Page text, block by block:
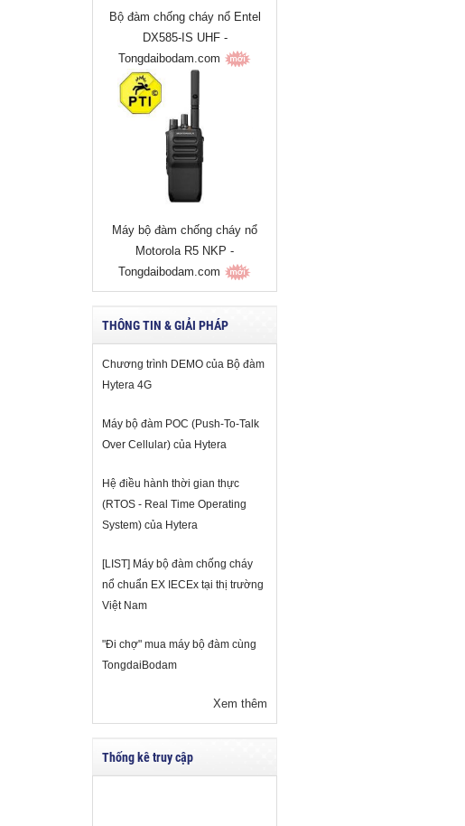
Bộ đàm chống cháy nổ Entel
DX585-IS UHF -
Tongdaibodam.com
Máy bộ đàm chống cháy nổ
Motorola R5 NKP -
Tongdaibodam.com
THÔNG TIN & GIẢI PHÁP
Chương trình DEMO của Bộ đàm
Hytera 4G
Máy bộ đàm POC (Push-To-Talk
Over Cellular) của Hytera
Hệ điều hành thời gian thực
(RTOS - Real Time Operating
System) của Hytera
[LIST] Máy bộ đàm chống cháy
nổ chuẩn EX IECEx tại thị trường
Việt Nam
"Đi chợ" mua máy bộ đàm cùng
TongdaiBodam
Xem thêm
Thống kê truy cập